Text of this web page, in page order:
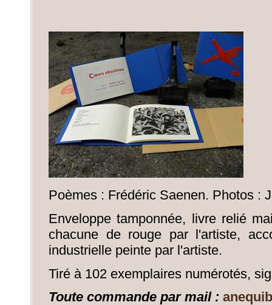
Poèmes : Frédéric Saenen. Photos :
Enveloppe tamponnée, livre relié
chacune de rouge par l'artiste,
industrielle peinte par l'artiste.
Tiré à 102 exemplaires numérotés,
Toute commande par mail :